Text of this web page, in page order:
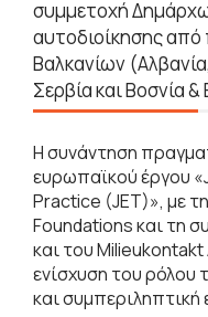
συμμετοχή
αυτοδιοίκησης
Βαλκανίων
Σερβία και Βοσνία
Η συνάντηση
ευρωπαϊκού έργου
Practice (JET)», με
Foundations και τη
και του
ενίσχυση του ρόλου
και συμπεριληπτική